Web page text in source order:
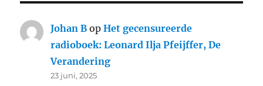
Johan B opHet gecensureerde
radioboek: Leonard Ilja Pfeijffer, De
Verandering
23 juni, 2025